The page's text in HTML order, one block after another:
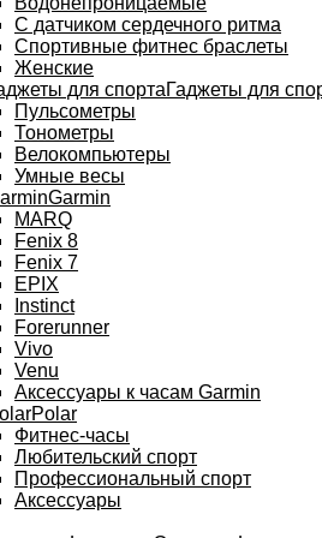
С датчиком сердечного ритма
Спортивные фитнес браслеты
Женские
Гаджеты для
Пульсометры
Тонометры
Велокомпьютеры
Умные весы
Garmin
MARQ
Fenix 8
Fenix 7
EPIX
Instinct
Forerunner
Vivo
Venu
Аксессуары к часам Garmin
Polar
Фитнес-часы
Любительский спорт
Профессиональный спорт
Аксессуары